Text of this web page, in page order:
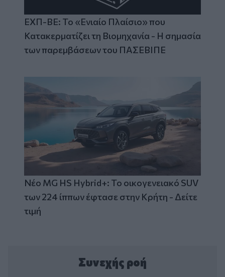
ΕΧΠ-ΒΕ: Το «Ενιαίο Πλαίσιο» που
Κατακερματίζει τη Βιομηχανία - Η σημασία
των παρεμβάσεων του ΠΑΣΕΒΙΠΕ
Νέο MG HS Hybrid+: Το οικογενειακό SUV
των 224 ίππων έφτασε στην Κρήτη - Δείτε
τιμή
Συνεχής ροή